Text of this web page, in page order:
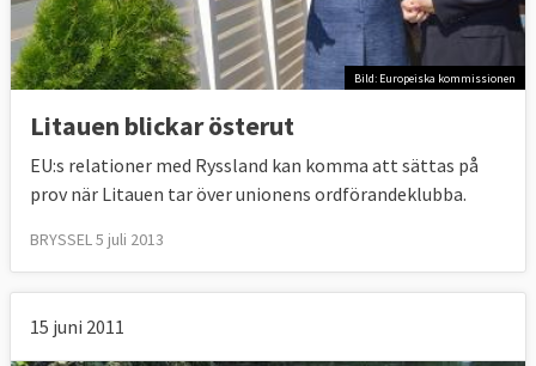
Bild: Europeiska kommissionen
Litauen blickar österut
EU:s relationer med Ryssland kan komma att sättas på
prov när Litauen tar över unionens ordförandeklubba.
BRYSSEL 5 juli 2013
15 juni 2011